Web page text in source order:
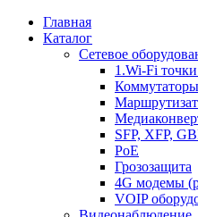
Главная
Каталог
Сетевое
1.Wi-Fi
Коммутаторы
SFP, XFP,
PoE
Грозозащита
4G модемы
VOIP